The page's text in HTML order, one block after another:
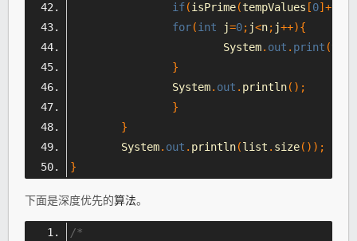
if(isPrime(tempValues [0]+
for(int j=0; j<n; j++){
System. out . print (
}
System. out . println();
}
}
System. out . println(list . size());
}
下面是深度优先的算法。
/*